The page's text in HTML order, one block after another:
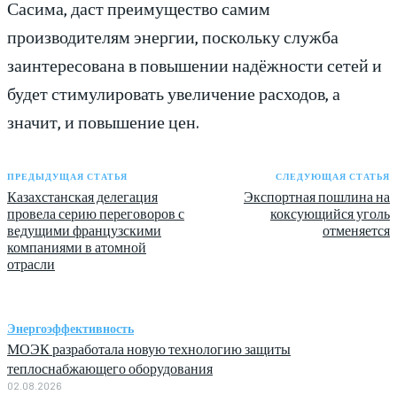
Сасима, даст преимущество самим
производителям энергии, поскольку служба
заинтересована в повышении надёжности сетей и
будет стимулировать увеличение расходов, а
значит, и повышение цен.
ПРЕДЫДУЩАЯ СТАТЬЯ
Казахстанская делегация
провела серию переговоров с
ведущими французскими
компаниями в атомной
отрасли
СЛЕДУЮЩАЯ СТАТЬЯ
Экспортная пошлина на
коксующийся уголь
отменяется
Энергоэффективность
МОЭК разработала новую технологию защиты
теплоснабжающего оборудования
02.08.2026